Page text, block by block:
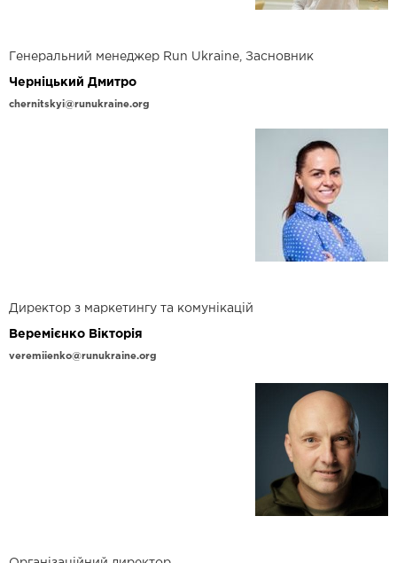
Генеральний менеджер Run Ukraine, Засновник
Черніцький Дмитро
chernitskyi@runukraine.org
Директор з маркетингу та комунікацій
Веремієнко Вікторія
veremiienko@runukraine.org